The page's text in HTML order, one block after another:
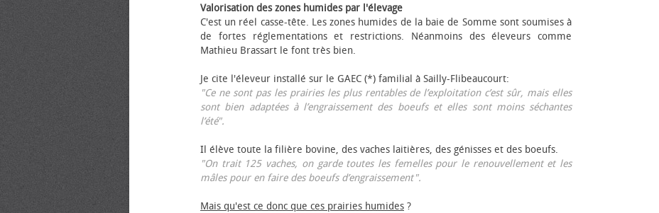
Valorisation des zones humides par l'élevage
C'est un réel casse-tête. Les zones humides de la baie de Somme sont soumises à
de fortes réglementations et restrictions. Néanmoins des éleveurs comme
Mathieu Brassart le font très bien.
Je cite l'éleveur installé sur le GAEC (*) familial à Sailly-Flibeaucourt:
"Ce ne sont pas les prairies les plus rentables de l’exploitation c’est sûr, mais elles
sont bien adaptées à l’engraissement des bœufs et elles sont moins séchantes
l’été".
Il élève toute la filière bovine, des vaches laitières, des génisses et des bœufs.
"On trait 125 vaches, on garde toutes les femelles pour le renouvellement et les
mâles pour en faire des bœufs d’engraissement".
Mais qu'est ce donc que ces prairies humides ?